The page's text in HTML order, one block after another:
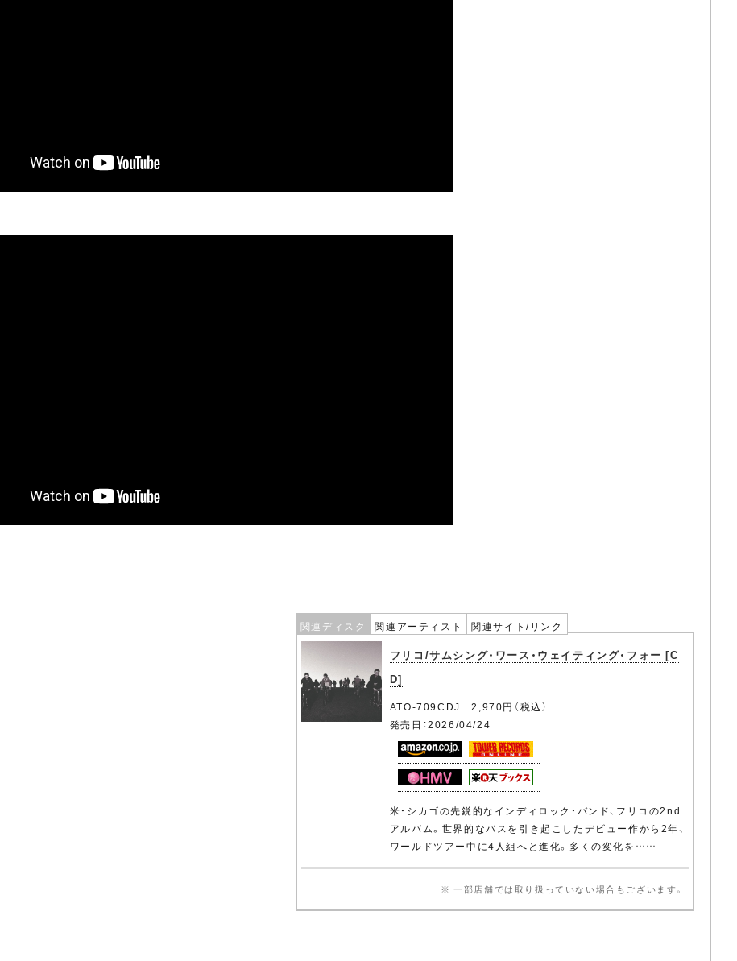
関連ディスク 関連アーティスト 関連サイト/リンク
フリコ/サムシング・ワース・ウェイティング・フォー [C
D]
ATO-709CDJ 2,970円（税込）
発売日：2026/04/24
米・シカゴの先鋭的なインディロック・バンド、フリコの2nd
アルバム。世界的なバスを引き起こしたデビュー作から2年、
ワールドツアー中に4人組へと進化。多くの変化を……
※ 一部店舗では取り扱っていない場合もございます。